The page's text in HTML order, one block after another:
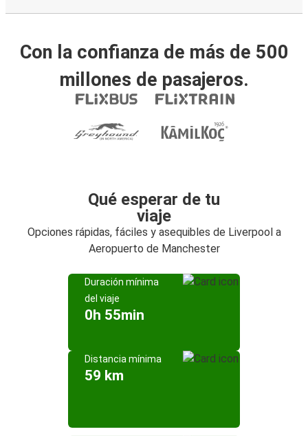
Con la confianza de más de 500
millones de pasajeros.
Qué esperar de tu
viaje
Opciones rápidas, fáciles y asequibles de Liverpool a
Aeropuerto de Manchester
Duración mínima
del viaje
0h 55min
Distancia mínima
59 km